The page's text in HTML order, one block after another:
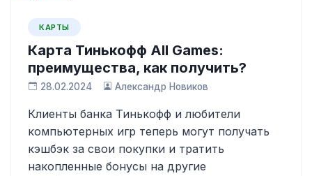
КАРТЫ
Карта Тинькофф All Games:
преимущества, как получить?
28.02.2024 Александр Новиков
Клиенты банка Тинькофф и любители
компьютерных игр теперь могут получать
кэшбэк за свои покупки и тратить
накопленные бонусы на другие